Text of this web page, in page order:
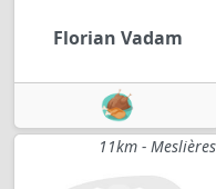
Florian Vadam
11km - Meslières